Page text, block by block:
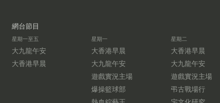
網台節目
星期一至五
大九龍午安
大香港早晨
星期一
大香港早晨
大九龍午安
遊戲實況主場
爆操籃球部
星期二
大香港早晨
大九龍午安
遊戲實況主場
弔古戰場行